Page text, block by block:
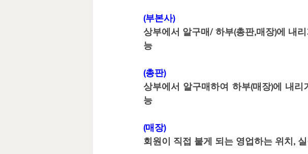
(부본사)
상부에서 알구매/ 하부(총판,매장)에 내
능
(총판)
상부에서 알구매하여 하부(매장)에 내
능
(매장)
회원이 직접 붙게 되는 영업하는 위치,